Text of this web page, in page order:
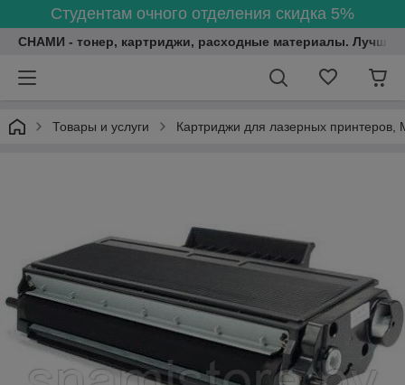
Студентам очного отделения скидка 5%
СНАМИ - тонер, картриджи, расходные материалы.
Товары и услуги Картриджи для лазерных